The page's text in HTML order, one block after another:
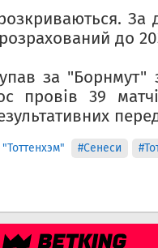
За
розрахований до
за "Борнмут"
провів 39
#Сенеси